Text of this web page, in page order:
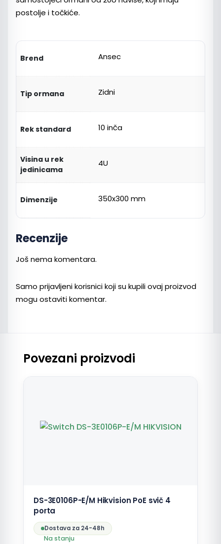
postolje i točkiće.
Brend Ansec
Tip ormana Zidni
Rek standard 10 inča
Visina u rek
jedinicama
4U
Dimenzije 350x300 mm
Recenzije
Još nema komentara.
Samo prijavljeni korisnici koji su kupili ovaj proizvod
mogu ostaviti komentar.
Povezani proizvodi
DS-3E0106P-E/M Hikvision PoE svič 4
porta
Dostava za 24-48h
Na stanju